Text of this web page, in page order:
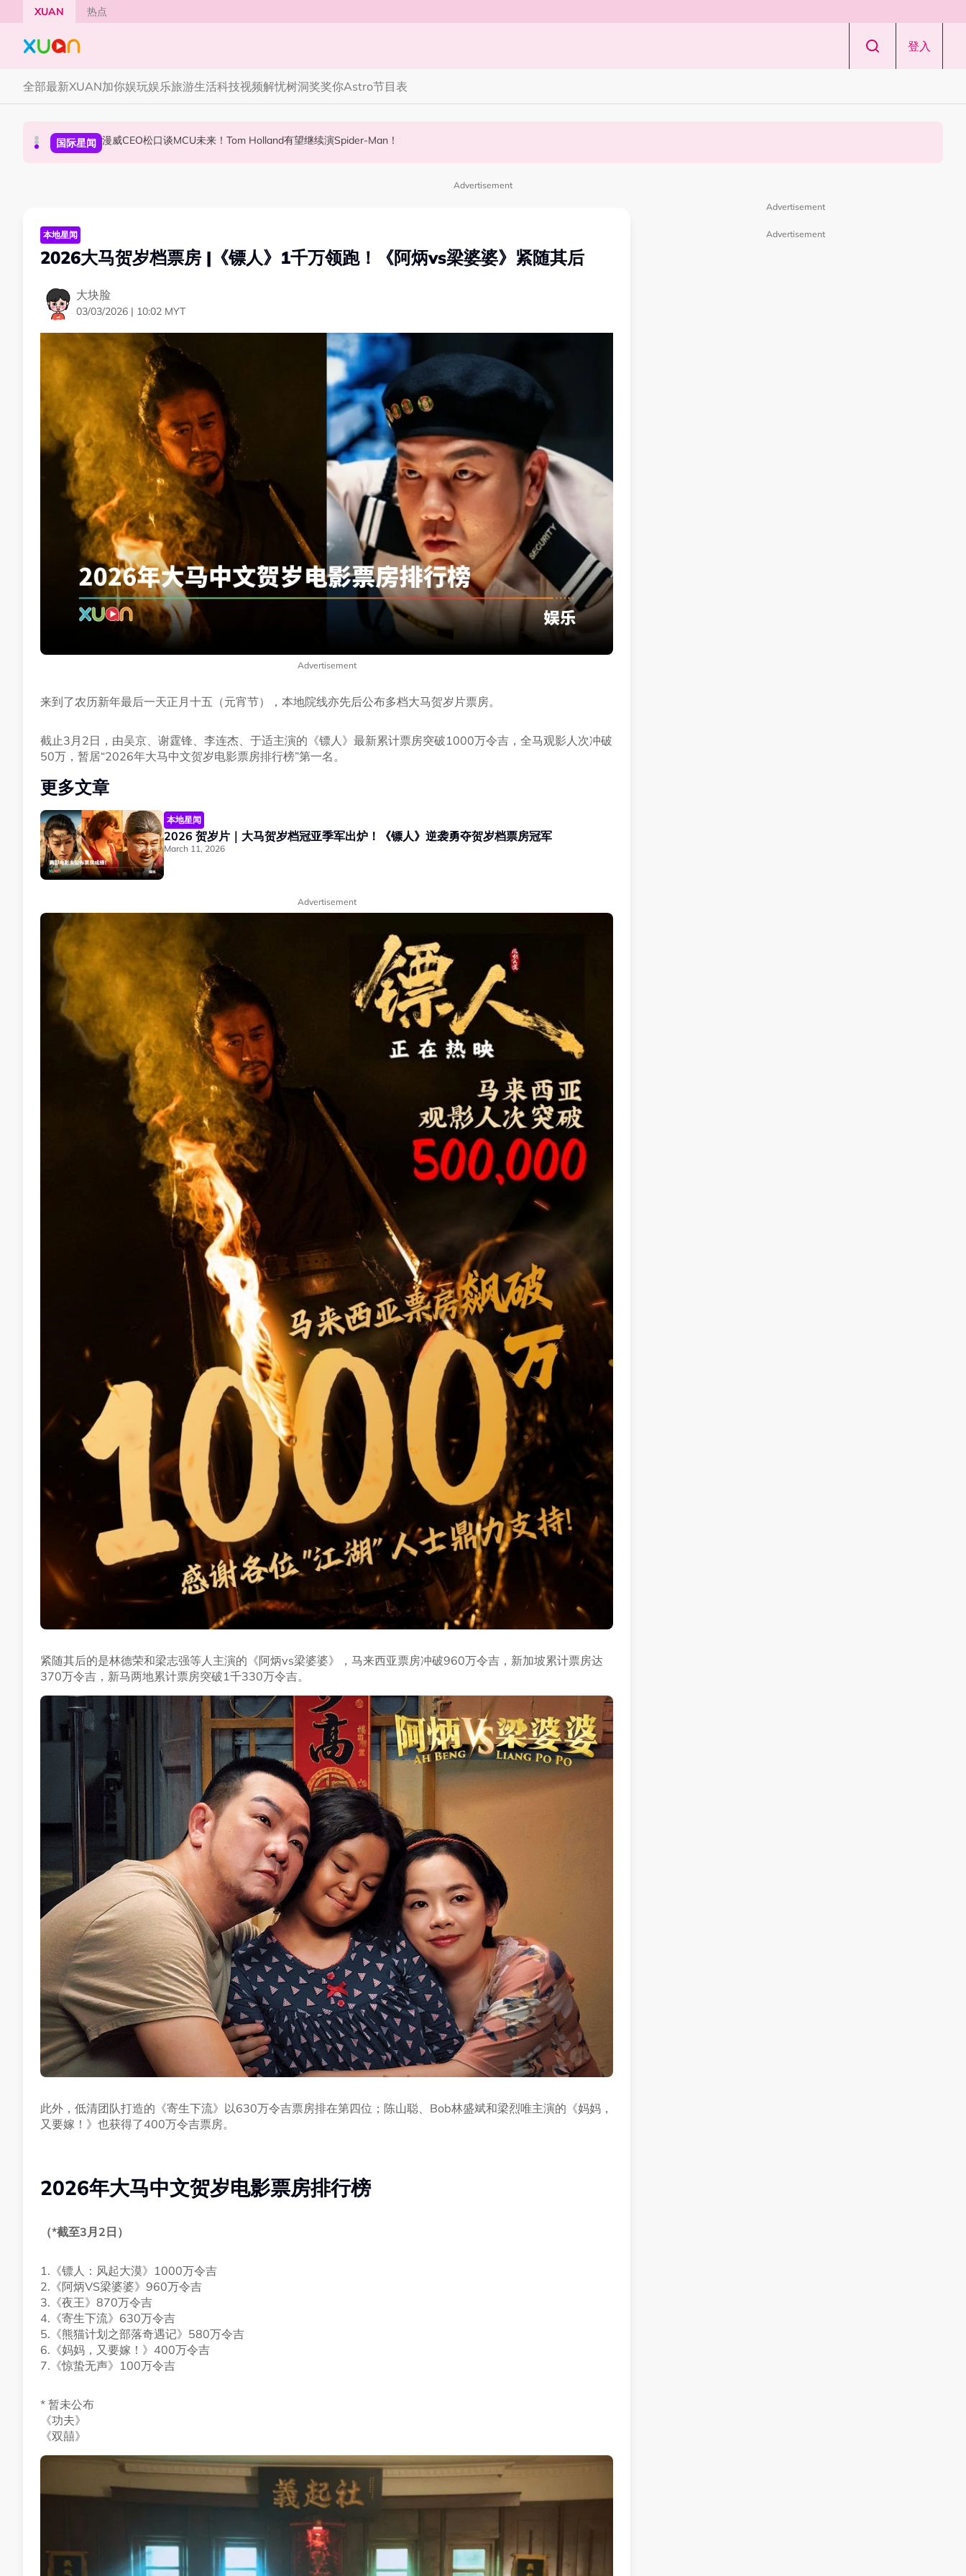
Skip to main content
XUAN 热点
登入
全部最新XUAN加你娱玩娱乐旅游生活科技视频解忧树洞奖奖你Astro节目表
演唱会 F✦FOREVER 首次来马开唱！万人合唱《流星雨》，梦回《流星花园》
国际星闻 漫威CEO松口谈MCU未来！Tom Holland有望继续演Spider-Man！
国际星闻 张员瑛频陷耍大牌争议！首度吐心声：真相终究会浮出水面！
Advertisement
本地星闻
2026大马贺岁档票房 |《镖人》1千万领跑！《阿炳vs梁婆婆》紧随其后
大块脸
03/03/2026 | 10:02 MYT
Advertisement
来到了农历新年最后一天正月十五（元宵节），本地院线亦先后公布多档大马贺岁片票房。
截止3月2日，由吴京、谢霆锋、李连杰、于适主演的《镖人》最新累计票房突破1000万令吉，全马观影人次冲破
50万，暂居“2026年大马中文贺岁电影票房排行榜”第一名。
更多文章
本地星闻
2026 贺岁片｜大马贺岁档冠亚季军出炉！《镖人》逆袭勇夺贺岁档票房冠军
March 11, 2026
Advertisement
紧随其后的是林德荣和梁志强等人主演的《阿炳vs梁婆婆》，马来西亚票房冲破960万令吉，新加坡累计票房达
370万令吉，新马两地累计票房突破1千330万令吉。
此外，低清团队打造的《寄生下流》以630万令吉票房排在第四位；陈山聪、Bob林盛斌和梁烈唯主演的《妈妈，
又要嫁！》也获得了400万令吉票房。
2026年大马中文贺岁电影票房排行榜
（*截至3月2日）
1.《镖人：风起大漠》1000万令吉
2.《阿炳VS梁婆婆》960万令吉
3.《夜王》870万令吉
4.《寄生下流》630万令吉
5.《熊猫计划之部落奇遇记》580万令吉
6.《妈妈，又要嫁！》400万令吉
7.《惊蛰无声》100万令吉
* 暂未公布
《功夫》
《双囍》
Advertisement
Advertisement